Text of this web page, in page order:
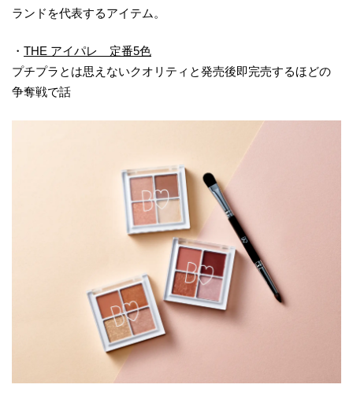
ランドを代表するアイテム。
・ THE アイパレ 定番5色
プチプラとは思えないクオリティと発売後即完売するほどの
争奪戦で話